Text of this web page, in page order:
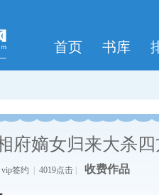
首页 书库
府嫡女归来大杀
vip签约 4019点击 收费作品